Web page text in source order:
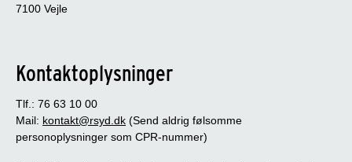
7100 Vejle
Kontaktoplysninger
Tlf.: 76 63 10 00
Mail: kontakt@rsyd.dk (Send aldrig følsomme
personoplysninger som CPR-nummer)